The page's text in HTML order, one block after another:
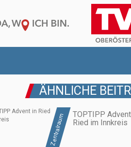
ÄHNLICHE
Zentralraum
TOPTIPP
Ried im Innkreis